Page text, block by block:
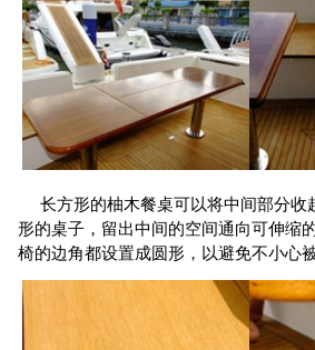
长方形的柚木餐桌可以将中间部分收
形的桌子，留出中间的空间通向可伸缩
椅的边角都设置成圆形，以避免不小心被